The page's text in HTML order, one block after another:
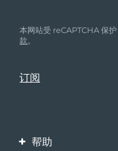
本网站受 reCAPTCHA 保
款。
帮助